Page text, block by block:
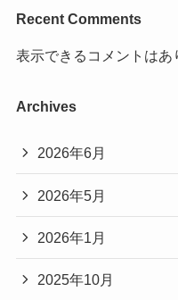
Recent Comments
表示できるコメントはあ
Archives
2026年6月
2026年5月
2026年1月
2025年10月